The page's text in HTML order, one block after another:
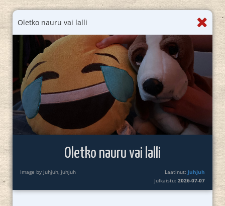
Oletko nauru vai lalli
Oletko nauru vai lalli
Image by juhjuh, juhjuh Laatinut: Juhjuh
Julkaistu:2026-07-07